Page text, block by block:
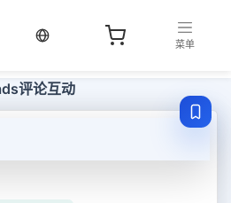
当前语言：中文
菜单
评论互动